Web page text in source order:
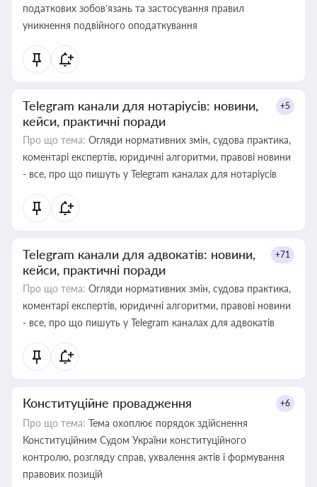
податкових зобов’язань та застосування правил
уникнення подвійного оподаткування
Telegram канали для нотаріусів: новини,
кейси, практичні поради
+5
Про що тема: Огляди нормативних змін, судова практика,
коментарі експертів, юридичні алгоритми, правові новини
- все, про що пишуть у Telegram каналах для нотаріусів
Telegram канали для адвокатів: новини,
кейси, практичні поради
+71
Про що тема: Огляди нормативних змін, судова практика,
коментарі експертів, юридичні алгоритми, правові новини
- все, про що пишуть у Telegram каналах для адвокатів
Конституційне провадження +6
Про що тема: Тема охоплює порядок здійснення
Конституційним Судом України конституційного
контролю, розгляду справ, ухвалення актів і формування
правових позицій